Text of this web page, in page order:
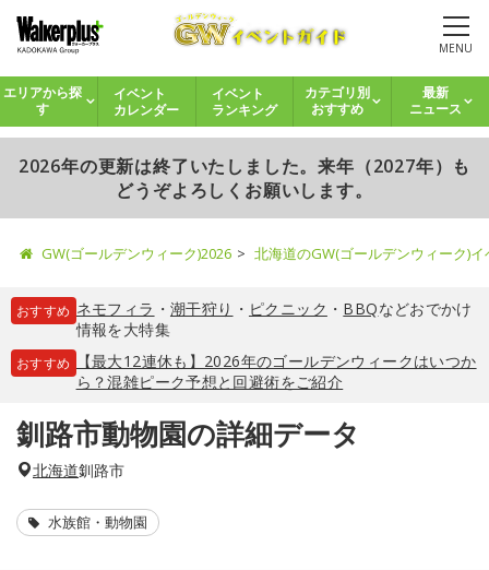
MENU
エリアから探
す
イベント
カレンダー
イベント
ランキング
カテゴリ別
おすすめ
最新
ニュース
2026年の更新は終了いたしました。来年（2027年）も
どうぞよろしくお願いします。
GW(ゴールデンウィーク)2026 北海道のGW(ゴールデンウィーク)
おすすめ ネモフィラ ・ 潮干狩り ・ ピクニック ・ BBQなどおでかけ
情報を大特集
おすすめ
【最大12連休も】2026年のゴールデンウィークはいつか
ら？混雑ピーク予想と回避術をご紹介
釧路市動物園の詳細データ
北海道釧路市
水族館・動物園